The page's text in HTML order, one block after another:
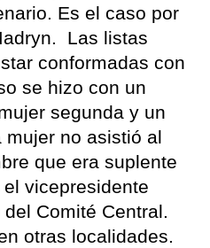
Es el caso por
Las listas
conformadas con
se hizo con un
segunda y un
mujer no asistió al
que era suplente
vicepresidente
Comité Central.
otras localidades.